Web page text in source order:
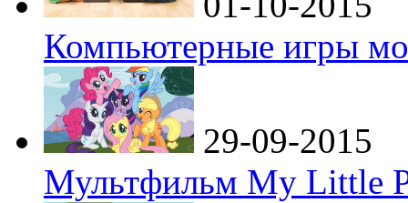
Компьютерные игры
29-09-2015
Мультфильм My Little